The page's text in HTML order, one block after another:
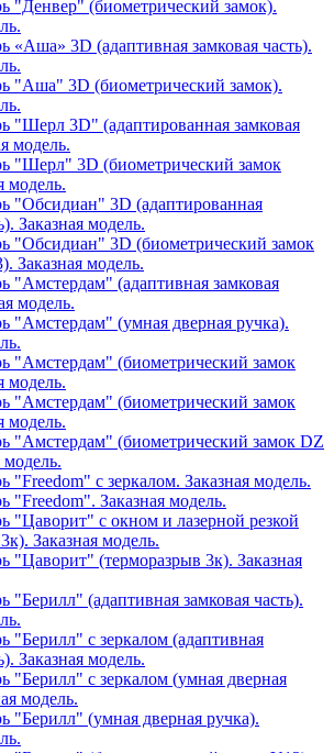
"Денвер" (биометрический замок).
«Аша» 3D (адаптивная замковая часть).
"Аша" 3D (биометрический замок).
"Шерл 3D" (адаптированная замковая
модель.
"Шерл" 3D (биометрический замок
модель.
"Обсидиан" 3D (адаптированная
Заказная модель.
"Обсидиан" 3D (биометрический замок
Заказная модель.
"Амстердам" (адаптивная замковая
модель.
"Амстердам" (умная дверная ручка).
"Амстердам" (биометрический замок
модель.
"Амстердам" (биометрический замок
модель.
"Амстердам" (биометрический замок DZ
модель.
"Freedom" с зеркалом. Заказная модель.
"Freedom". Заказная модель.
"Цаворит" с окном и лазерной резкой
Заказная модель.
"Цаворит" (терморазрыв 3к). Заказная
"Берилл" (адаптивная замковая часть).
"Берилл" с зеркалом (адаптивная
Заказная модель.
"Берилл" с зеркалом (умная дверная
модель.
"Берилл" (умная дверная ручка).